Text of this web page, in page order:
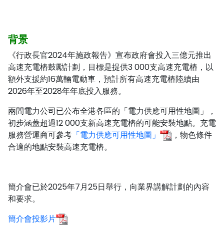
背景
《行政長官2024年施政報告》宣布政府會投入三億元推出
高速充電樁鼓勵計劃，目標是提供3 000支高速充電樁，以
額外支援約16萬輛電動車，預計所有高速充電樁陸續由
2026年至2028年年底投入服務。
兩間電力公司已公布全港各區的「電力供應可用性地圖」，
初步涵蓋超過12 000支新高速充電樁的可能安裝地點。充電
服務營運商可參考 「電力供應可用性地圖」
，物色條件
合適的地點安裝高速充電樁。
簡介會已於2025年7月25日舉行，向業界講解計劃的內容
和要求。
簡介會投影片